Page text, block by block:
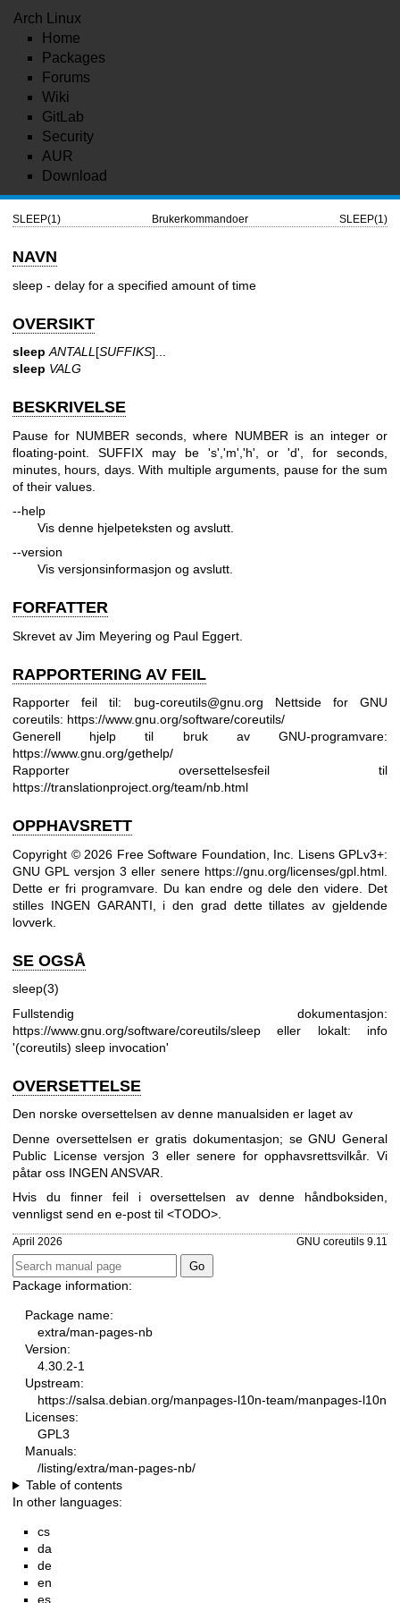
Arch Linux
Home
Packages
Forums
Wiki
GitLab
Security
AUR
Download
SLEEP(1) Brukerkommandoer SLEEP(1)
NAVN
sleep - delay for a specified amount of time
OVERSIKT
sleep ANTALL [SUFFIKS]...
sleep VALG
BESKRIVELSE
Pause for NUMBER seconds, where NUMBER is an integer or
floating-point. SUFFIX may be 's','m','h', or 'd', for seconds,
minutes, hours, days. With multiple arguments, pause for the sum
of their values.
--help
Vis denne hjelpeteksten og avslutt.
--version
Vis versjonsinformasjon og avslutt.
FORFATTER
Skrevet av Jim Meyering og Paul Eggert.
RAPPORTERING AV FEIL
Rapporter feil til: bug-coreutils@gnu.org Nettside for GNU
coreutils: https://www.gnu.org/software/coreutils/
Generell hjelp til bruk av GNU-programvare:
https://www.gnu.org/gethelp/
Rapporter oversettelsesfeil til
https://translationproject.org/team/nb.html
OPPHAVSRETT
Copyright © 2026 Free Software Foundation, Inc. Lisens GPLv3+:
GNU GPL versjon 3 eller senere https://gnu.org/licenses/gpl.html
Dette er fri programvare. Du kan endre og dele den videre. Det
stilles INGEN GARANTI, i den grad dette tillates av gjeldende
lovverk.
SE OGSÅ
sleep(3)
Fullstendig dokumentasjon:
https://www.gnu.org/software/coreutils/sleep
eller lokalt: info
'(coreutils) sleep invocation'
OVERSETTELSE
Den norske oversettelsen av denne manualsiden er laget av
Denne oversettelsen er gratis dokumentasjon; seGNU General
Public License versjon 3 eller senere for opphavsrettsvilkår. Vi
påtar oss INGEN ANSVAR.
Hvis du finner feil i oversettelsen av denne håndboksiden,
vennligst send en e-post til <TODO>.
April 2026 GNU coreutils 9.11
Package information:
Package name:
extra/man-pages-nb
Version:
4.30.2-1
Upstream:
https://salsa.debian.org/manpages-l10n-team/manpages-l10n
Licenses:
GPL3
Manuals:
/listing/extra/man-pages-nb/
Table of contents
In other languages:
cs
da
de
en
es